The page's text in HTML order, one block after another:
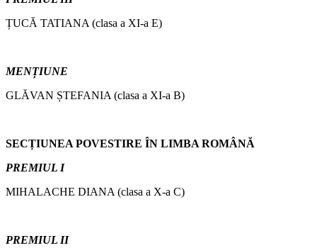
ȚUCĂ TATIANA (clasa a XI-a E)
MENȚIUNE
GLĂVAN ȘTEFANIA (clasa a XI-a B)
SECȚIUNEA POVESTIRE ÎN LIMBA ROMÂNĂ
PREMIUL I
MIHALACHE DIANA (clasa a X-a C)
PREMIUL II